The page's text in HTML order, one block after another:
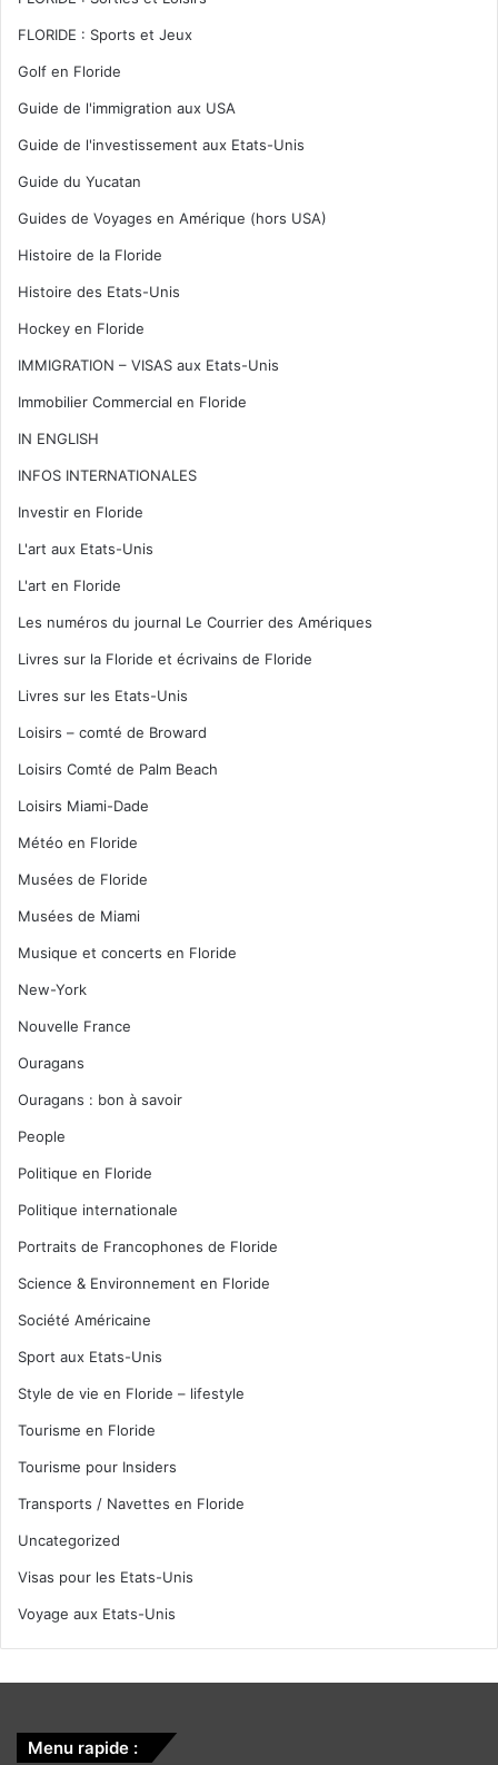
FLORIDE : Sports et Jeux
Golf en Floride
Guide de l'immigration aux USA
Guide de l'investissement aux Etats-Unis
Guide du Yucatan
Guides de Voyages en Amérique (hors USA)
Histoire de la Floride
Histoire des Etats-Unis
Hockey en Floride
IMMIGRATION – VISAS aux Etats-Unis
Immobilier Commercial en Floride
IN ENGLISH
INFOS INTERNATIONALES
Investir en Floride
L'art aux Etats-Unis
L'art en Floride
Les numéros du journal Le Courrier des Amériques
Livres sur la Floride et écrivains de Floride
Livres sur les Etats-Unis
Loisirs – comté de Broward
Loisirs Comté de Palm Beach
Loisirs Miami-Dade
Météo en Floride
Musées de Floride
Musées de Miami
Musique et concerts en Floride
New-York
Nouvelle France
Ouragans
Ouragans : bon à savoir
People
Politique en Floride
Politique internationale
Portraits de Francophones de Floride
Science & Environnement en Floride
Société Américaine
Sport aux Etats-Unis
Style de vie en Floride – lifestyle
Tourisme en Floride
Tourisme pour Insiders
Transports / Navettes en Floride
Uncategorized
Visas pour les Etats-Unis
Voyage aux Etats-Unis
Menu rapide :